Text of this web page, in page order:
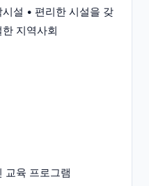
설 • 편리한 시설을 갖
지역사회
교육 프로그램